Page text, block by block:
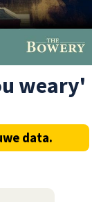
weary'
data.